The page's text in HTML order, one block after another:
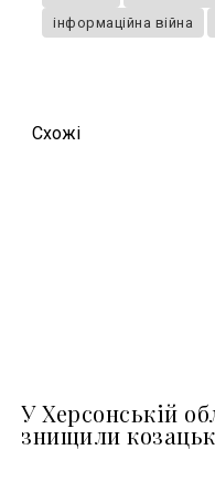
інформаційна війна
Схожi
У Херсонській
знищили